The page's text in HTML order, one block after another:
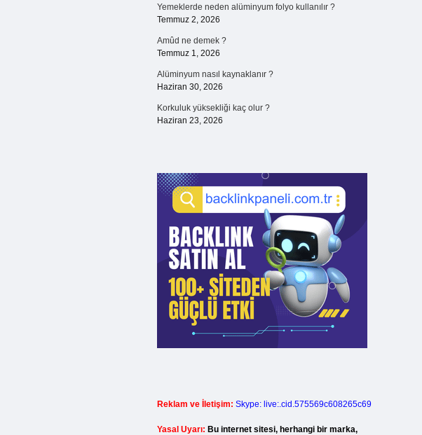
Yemeklerde neden alüminyum folyo kullanılır ?
Temmuz 2, 2026
Amûd ne demek ?
Temmuz 1, 2026
Alüminyum nasıl kaynaklanır ?
Haziran 30, 2026
Korkuluk yüksekliği kaç olur ?
Haziran 23, 2026
Reklam ve İletişim: Skype: live:.cid.575569c608265c69
Yasal Uyarı: Bu internet sitesi, herhangi bir marka,